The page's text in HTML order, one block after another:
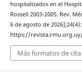
hospitalizados en el
Rossell 2003-2005. Rev.
6 de agosto de
https://
Más formatos de cita